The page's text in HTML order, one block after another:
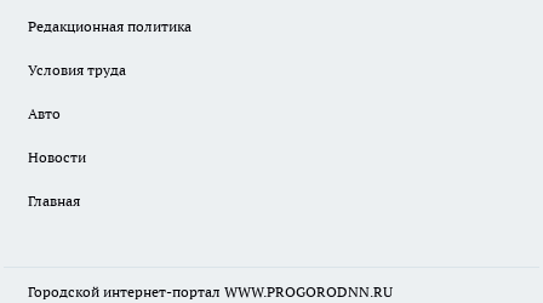
Редакционная политика
Условия труда
Авто
Новости
Главная
Городской интернет-портал WWW.PROGORODNN.RU